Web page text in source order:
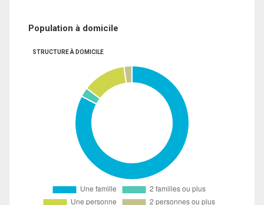
Population à domicile
STRUCTURE À DOMICILE